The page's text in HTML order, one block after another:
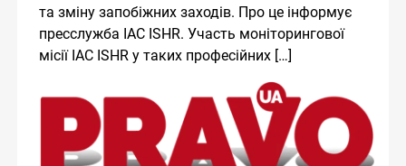
та зміну запобіжних заходів. Про це інформує
пресслужба IAC ISHR. Участь моніторингової
місії IAC ISHR у таких професійних […]